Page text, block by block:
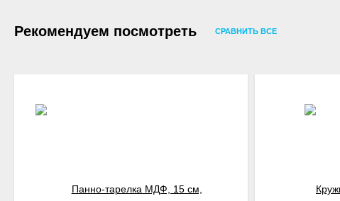
Рекомендуем посмотреть СРАВНИТЬ ВСЕ